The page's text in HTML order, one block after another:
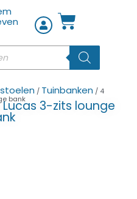
/ Tuinbanken / 4
bank
3-zits lounge